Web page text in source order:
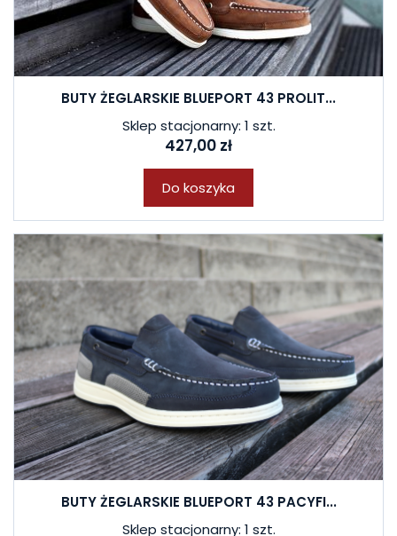
BUTY ŻEGLARSKIE BLUEPORT 43 PROLIT...
Sklep stacjonarny: 1 szt.
427,00 zł
Do koszyka
BUTY ŻEGLARSKIE BLUEPORT 43 PACYFI...
Sklep stacjonarny: 1 szt.